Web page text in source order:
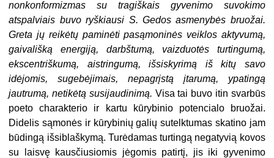
nonkonformizmas su tragiškais gyvenimo suvokimo
atspalviais buvo ryškiausi S. Gedos asmenybės bruožai.
Greta jų reikėtų paminėti pasąmoninės veiklos aktyvumą,
gaivališką energiją, darbštumą, vaizduotės turtingumą,
ekscentriškumą, aistringumą, išsiskyrimą iš kitų savo
idėjomis, sugebėjimais, nepagrįstą įtarumą, ypatingą
jautrumą, netikėtą susijaudinimą. Visa tai buvo itin svarbūs
poeto charakterio ir kartu kūrybinio potencialo bruožai.
Didelis sąmonės ir kūrybinių galių sutelktumas skatino jam
būdingą išsiblaškymą. Turėdamas turtingą negatyvią kovos
su laisvę kausčiusiomis jėgomis patirtį, jis iki gyvenimo